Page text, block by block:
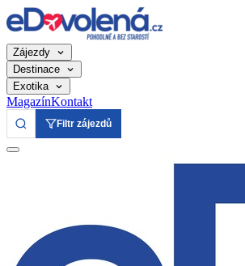
Zájezdy
Destinace
Exotika
MagazínKontakt
Filtr zájezdů